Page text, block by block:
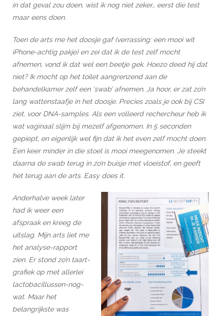
in dat geval zou doen, wist ik nog niet zeker… eerst die test
maar eens doen.
Toen de arts me het doosje gaf (verrassing: een mooi wit
iPhone-achtig pakje) en zei dat ik de test zelf mocht
afnemen, vond ik dat wel een beetje gek. Hoezo deed hij dat
niet? Ik mocht op het toilet aangrenzend aan de
behandelkamer zelf een ‘swab’ afnemen. Ja hoor, er zat zo’n
lang wattenstaafje in het doosje. Precies zoals je ook bij CSI
ziet, voor DNA-samples. Als een volleerd rechercheur heb ik
wat vaginaal slijm bij mezelf afgenomen. In 5 seconden
gepiept, en eigenlijk wel fijn dat ik het even zelf mocht doen.
Een keer minder in die stoel is mooi meegenomen. Je steekt
daarna de swab terug in zo’n buisje met vloeistof, en geeft
het terug aan de arts. Easy does it.
Anderhalve week later
had ik weer een
afspraak en kreeg de
uitslag. Mijn arts liet me
het analyse-rapport
zien. Er stond zo’n taart-
grafiek op met allerlei
lactobacillussen-nog-
wat. Maar het
belangrijkste was